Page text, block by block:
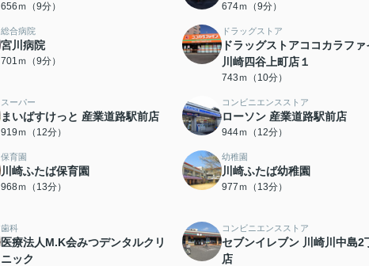
656ｍ（9分） 674ｍ（9分）
総合病院
宮川病院
701ｍ（9分）
ドラッグストア
ドラッグストアココカラファ
川崎四谷上町店１
743ｍ（10分）
スーパー
まいばすけっと 産業道路駅前店
919ｍ（12分）
コンビニエンスストア
ローソン 産業道路駅前店
944ｍ（12分）
保育園
川崎ふたば保育園
968ｍ（13分）
幼稚園
川崎ふたば幼稚園
977ｍ（13分）
歯科
医療法人M.K会みつデンタルクリ
ニック
コンビニエンスストア
セブンイレブン 川崎川中島2
店